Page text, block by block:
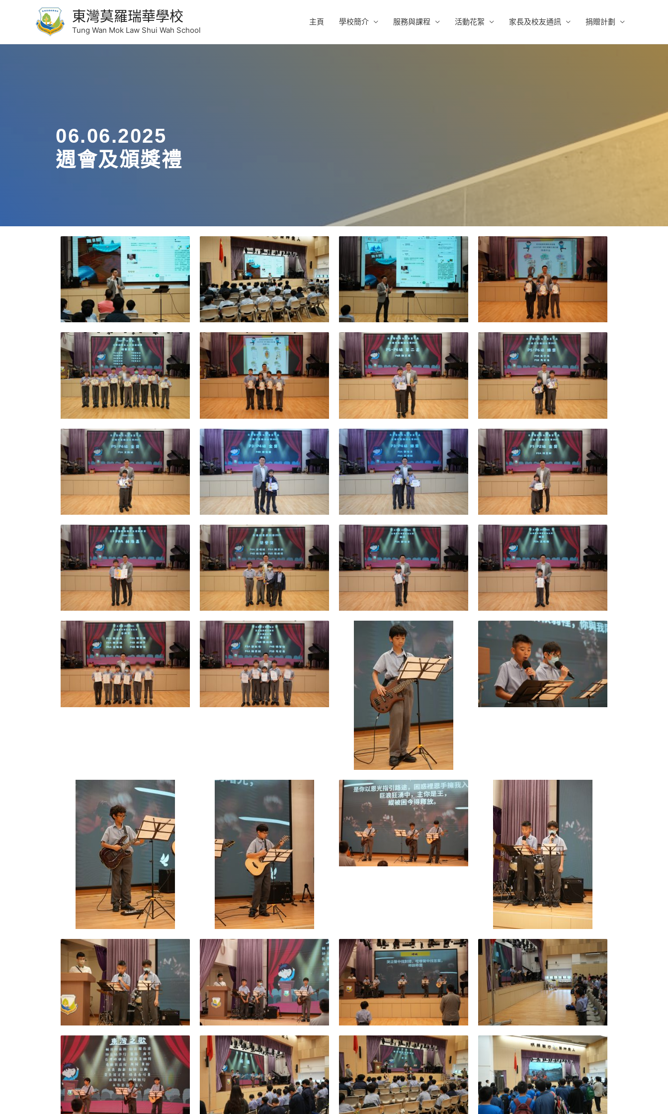
東灣莫羅瑞華學校
Tung Wan Mok Law Shui Wah School
主頁 學校簡介 服務與課程 活動花絮 家長及校友通訊 捐贈計劃
06.06.2025
週會及頒獎禮